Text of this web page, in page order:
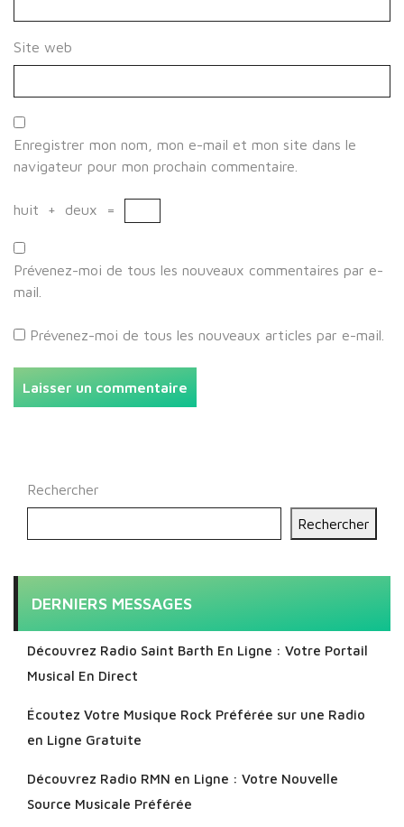
Site web
Enregistrer mon nom, mon e-mail et mon site dans le
navigateur pour mon prochain commentaire.
huit + deux =
Prévenez-moi de tous les nouveaux commentaires par e-
mail.
Prévenez-moi de tous les nouveaux articles par e-mail.
Rechercher
Rechercher
DERNIERS MESSAGES
Découvrez Radio Saint Barth En Ligne : Votre Portail
Musical En Direct
Écoutez Votre Musique Rock Préférée sur une Radio
en Ligne Gratuite
Découvrez Radio RMN en Ligne : Votre Nouvelle
Source Musicale Préférée